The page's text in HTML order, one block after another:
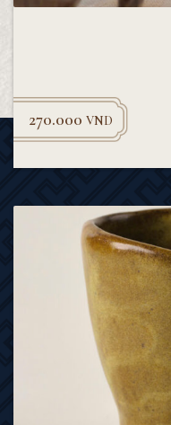
270.000 VND